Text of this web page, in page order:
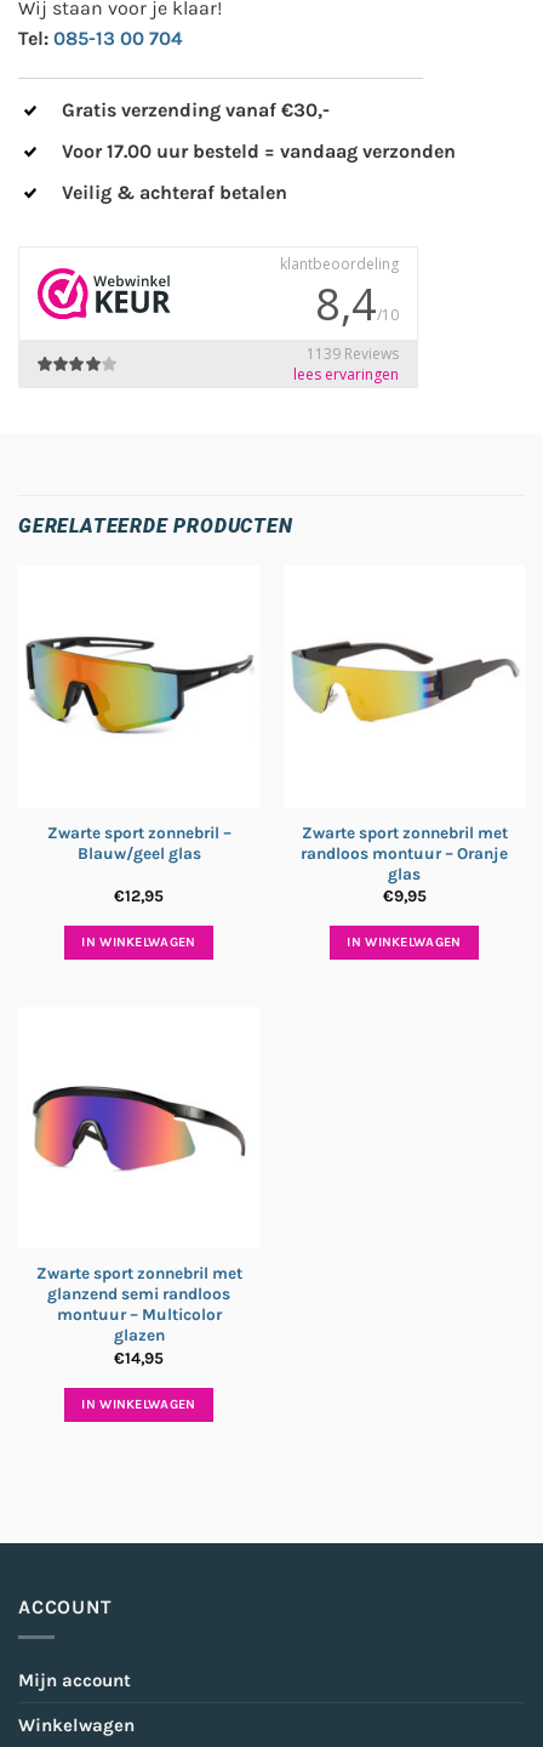
Wij staan voor je klaar!
Tel: 085-13 00 704
Gratis verzending vanaf €30,-
Voor 17.00 uur besteld = vandaag verzonden
Veilig & achteraf betalen
GERELATEERDE PRODUCTEN
Zwarte sport zonnebril –
Blauw/geel glas
€12,95
IN WINKELWAGEN
Zwarte sport zonnebril met
randloos montuur – Oranje
glas
€9,95
IN WINKELWAGEN
Zwarte sport zonnebril met
glanzend semi randloos
montuur – Multicolor
glazen
€14,95
IN WINKELWAGEN
ACCOUNT
Mijn account
Winkelwagen